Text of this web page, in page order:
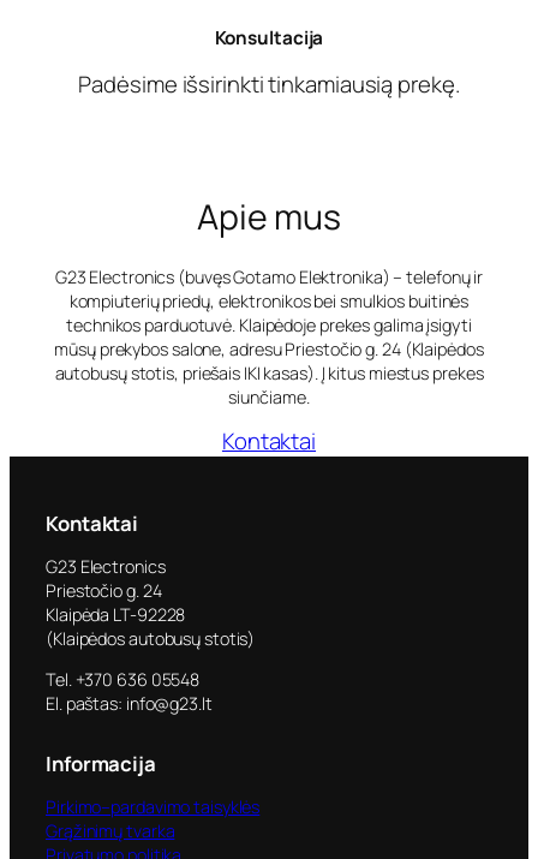
Konsultacija
Padėsime išsirinkti tinkamiausią prekę.
Apie mus
G23 Electronics (buvęs Gotamo Elektronika) – telefonų ir
kompiuterių priedų, elektronikos bei smulkios buitinės
technikos parduotuvė. Klaipėdoje prekes galima įsigyti
mūsų prekybos salone, adresu Priestočio g. 24 (Klaipėdos
autobusų stotis, priešais IKI kasas). Į kitus miestus prekes
siunčiame.
Kontaktai
Kontaktai
G23 Electronics
Priestočio g. 24
Klaipėda LT-92228
(Klaipėdos autobusų stotis)
Tel. +370 636 05548
El. paštas: info@g23.lt
Informacija
Pirkimo–pardavimo taisyklės
Grąžinimų tvarka